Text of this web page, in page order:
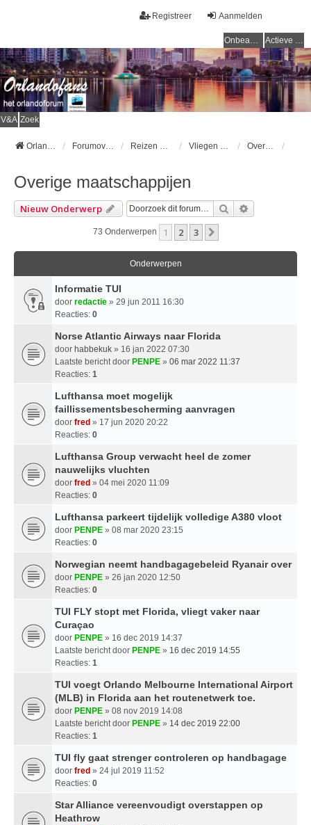
Aanmelden
Registreer
Onbeantwoorde onderwerpen Actieve onderwerpen
V&A Zoek
Orlandofans Homepage Forumoverzicht Reizen & vervoer Vliegen naar Orlando Overige maatschappijen
Overige maatschappijen
Nieuw Onderwerp Zoek
73 Onderwerpen 1 2 3
Onderwerpen
Informatie TUI
door redactie » 29 jun 2011 16:30
Reacties: 0
Norse Atlantic Airways naar Florida
door habbekuk » 16 jan 2022 07:30
Laatste bericht door PENPE » 06 mar 2022 11:37
Reacties: 1
Lufthansa moet mogelijk
faillissementsbescherming aanvragen
door fred » 17 jun 2020 20:22
Reacties: 0
Lufthansa Group verwacht heel de zomer
nauwelijks vluchten
door fred » 04 mei 2020 11:09
Reacties: 0
Lufthansa parkeert tijdelijk volledige A380 vloot
door PENPE » 08 mar 2020 23:15
Reacties: 0
Norwegian neemt handbagagebeleid Ryanair over
door PENPE » 26 jan 2020 12:50
Reacties: 0
TUI FLY stopt met Florida, vliegt vaker naar
Curaçao
door PENPE » 16 dec 2019 14:37
Laatste bericht door PENPE » 16 dec 2019 14:55
Reacties: 1
TUI voegt Orlando Melbourne International Airport
(MLB) in Florida aan het routenetwerk toe.
door PENPE » 08 nov 2019 14:08
Laatste bericht door PENPE » 14 dec 2019 22:00
Reacties: 1
TUI fly gaat strenger controleren op handbagage
door fred » 24 jul 2019 11:52
Reacties: 0
Star Alliance vereenvoudigt overstappen op
Heathrow